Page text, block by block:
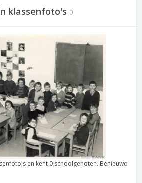
klassenfoto's 0
en kent 0 schoolgenoten. Benieuwd